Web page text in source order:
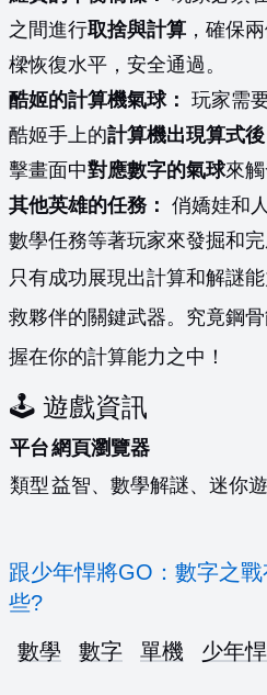
之間進行取捨與計算 ，確保
樑恢復水平，安全通過。
酷姬的計算機氣球： 玩家需
酷姬手上的計算機出現算式後
擊畫面中對應數字的氣球來觸
其他英雄的任務： 俏嬌娃和
數學任務等著玩家來發掘和完
只有成功展現出計算和解謎
救夥伴的關鍵武器。究竟鋼
握在你的計算能力之中！
🕹️ 遊戲資訊
平台網頁瀏覽器
類型 益智、數學解謎、迷你
跟少年悍將GO：數字之
些?
數學
數字 單機 少年